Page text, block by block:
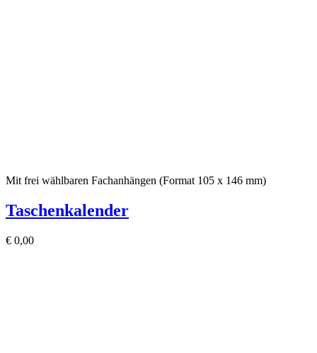
Mit frei wählbaren Fachanhängen (Format 105 x 146 mm)
Taschenkalender
€ 0,00